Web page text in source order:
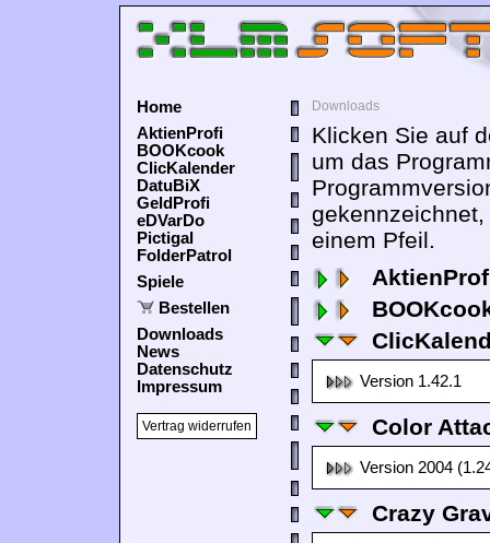
Home
AktienProfi
BOOKcook
ClicKalender
DatuBiX
GeldProfi
eDVarDo
Pictigal
FolderPatrol
Spiele
Bestellen
Downloads
News
Datenschutz
Impressum
Vertrag widerrufen
Downloads
Klicken Sie auf
um das
einem Pfeil.
Version 1.42.1
Color
Version 2004
Crazy